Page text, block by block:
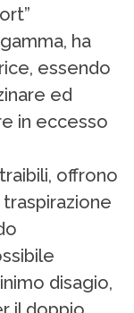
ha
essendo
ed
in eccesso
offrono
disagio,